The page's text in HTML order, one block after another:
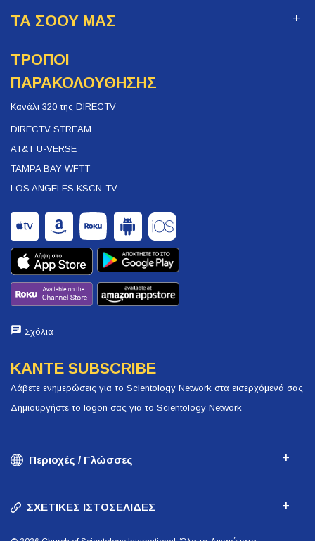
ΤΑ ΣΟΟΥ ΜΑΣ
ΤΡΟΠΟΙ
ΠΑΡΑΚΟΛΟΥΘΗΣΗΣ
Κανάλι 320 της DIRECTV
DIRECTV STREAM
AT&T U-VERSE
TAMPA BAY WFTT
LOS ANGELES KSCN-TV
Σχόλια
ΚΑΝΤΕ SUBSCRIBE
Λάβετε ενημερώσεις για το Scientology Network στα εισερχόμενά σας
Δημιουργήστε το logon σας για το Scientology Network
Περιοχές / Γλώσσες
ΣΧΕΤΙΚΕΣ ΙΣΤΟΣΕΛΙΔΕΣ